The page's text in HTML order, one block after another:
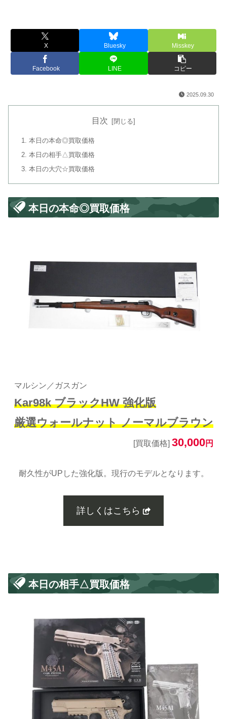
X Bluesky Misskey
Facebook LINE コピー
2025.09.30
目次
本日の本命◎買取価格
本日の相手△買取価格
本日の大穴☆買取価格
本日の本命◎買取価格
マルシン／ガスガン
Kar98k ブラックHW 強化版
厳選ウォールナット ノーマルブラウン
[買取価格] 30,000円
耐久性がUPした強化版。現行のモデルとなります。
詳しくはこちら
本日の相手△買取価格